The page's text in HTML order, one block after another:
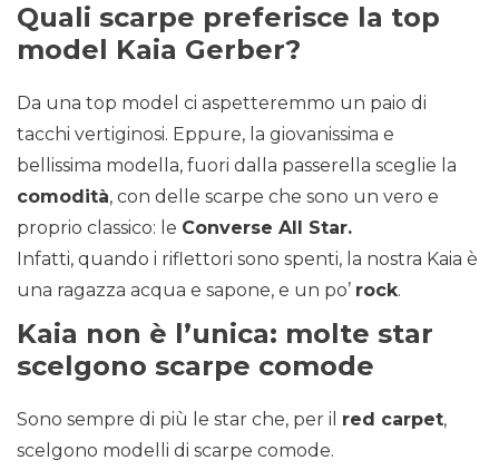
Quali scarpe preferisce la top
model Kaia Gerber?
Da una top model ci aspetteremmo un paio di
tacchi vertiginosi. Eppure, la giovanissima e
bellissima modella, fuori dalla passerella sceglie la
comodità, con delle scarpe che sono un vero e
proprio classico: le Converse All Star.
Infatti, quando i riflettori sono spenti, la nostra Kaia è
una ragazza acqua e sapone, e un po’ rock.
Kaia non è l’unica: molte star
scelgono scarpe comode
Sono sempre di più le star che, per il red carpet,
scelgono modelli di scarpe comode.